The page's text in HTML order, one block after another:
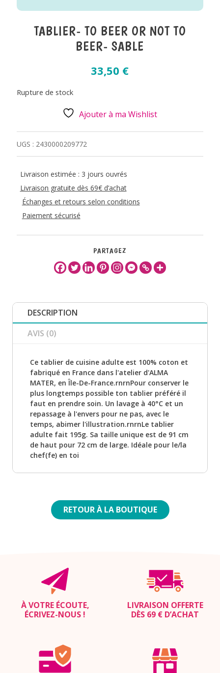
TABLIER- TO BEER OR NOT TO
BEER- SABLE
33,50 €
Rupture de stock
Ajouter à ma Wishlist
UGS : 2430000209772
Livraison estimée : 3 jours ouvrés
Livraison gratuite dès 69€ d’achat
Échanges et retours selon conditions
Paiement sécurisé
PARTAGEZ
DESCRIPTION
AVIS (0)
Ce tablier de cuisine adulte est 100% coton et
fabriqué en France dans l'atelier d'ALMA
MATER, en Île-De-France.rnrnPour conserver le
plus longtemps possible ton tablier préféré il
faut en prendre soin. Un lavage à 40°C et un
repassage à l'envers pour ne pas, avec le
temps, abimer l'illustration.rnrnLe tablier
adulte fait 195g. Sa taille unique est de 91 cm
de haut pour 72 cm de large. Idéale pour le/la
chef(fe) en toi
RETOUR À LA BOUTIQUE
À VOTRE ÉCOUTE,
ÉCRIVEZ-NOUS !
LIVRAISON OFFERTE
DÈS 69 € D’ACHAT